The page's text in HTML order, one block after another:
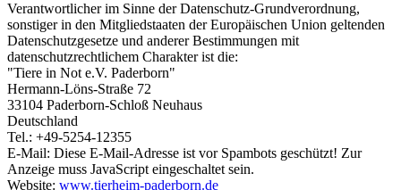
Verantwortlicher im Sinne der Datenschutz-Grundverordnung,
sonstiger in den Mitgliedstaaten der Europäischen Union geltenden
Datenschutzgesetze und anderer Bestimmungen mit
datenschutzrechtlichem Charakter ist die:
"Tiere in Not e.V. Paderborn"
Hermann-Löns-Straße 72
33104 Paderborn-Schloß Neuhaus
Deutschland
Tel.: +49-5254-12355
E-Mail: Diese E-Mail-Adresse ist vor Spambots geschützt! Zur
Anzeige muss JavaScript eingeschaltet sein.
Website: www.tierheim-paderborn.de